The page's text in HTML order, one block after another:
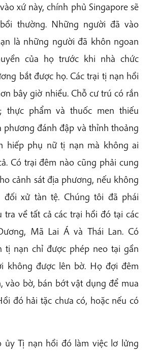
xứ này, chính phủ Singapore sẽ
thường. Những người đã vào
là những người đã khôn ngoan
của họ trước khi nhà chức
bắt được họ. Các trại tị nạn hồi
bây giờ nhiều. Chỗ cư trú có rắn
thực phẩm và thuốc men thiếu
phương đánh đập và thỉnh thoảng
hiếp phụ nữ tị nạn mà không ai
Có trại đêm nào cũng phải cung
cảnh sát địa phương, nếu không
xử tàn tệ. Chúng tôi đã phái
tra về tất cả các trại hồi đó tại các
Mã Lai Á và Thái Lan. Có
tị nạn chỉ được phép neo tại gần
không được lên bờ. Họ đợi đêm
vào bờ, bán bớt vật dụng để mua
đó hải tặc chưa có, hoặc nếu có
ủy Tị nạn hồi đó làm việc lơ lửng